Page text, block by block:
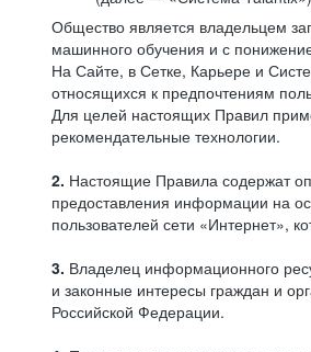
Общество является владельцем
машинного обучения и с
На Сайте, в Сетке, Карьере и
относящихся к предпочтениям
Для целей настоящих Правил
рекомендательные технологии.
2. Настоящие Правила содержат
предоставления информации на
пользователей сети «Интернет»,
3. Владелец информационного
и законные интересы граждан и
Российской Федерации.